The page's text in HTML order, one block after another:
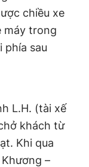
24.3.2020
Niên. Cấm sao
thuận bằng văn
chiều xe
máy trong
phía sau
L.H. (tài xế
khách từ
Khi qua
–